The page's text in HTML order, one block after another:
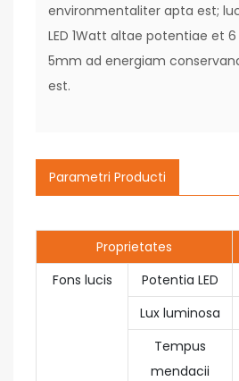
environmentaliter apta est;
LED 1Watt altae potentiae et 6
5mm ad energiam
est.
Parametri Producti
Proprietates
Fons lucis
Potentia LED
Lux luminosa
Tempus
mendacii